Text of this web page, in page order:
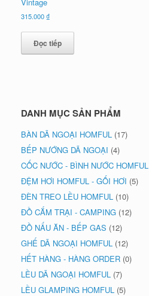
315.000₫
Đọc tiếp
DANH MỤC SẢN PHẨM
BÀN DÃ NGOẠI HOMFUL (17)
BẾP NƯỚNG DÃ NGOẠI (4)
CỐC NƯỚC - BÌNH NƯỚC HOMFUL
ĐỆM HƠI HOMFUL - GỐI HƠI (5)
ĐÈN TREO LỀU HOMFUL (10)
ĐỒ CẮM TRẠI - CAMPING (12)
ĐỒ NẤU ĂN - BẾP GAS (12)
GHẾ DÃ NGOẠI HOMFUL (12)
HẾT HÀNG - HÀNG ORDER (0)
LỀU DÃ NGOẠI HOMFUL (7)
LỀU GLAMPING HOMFUL (5)